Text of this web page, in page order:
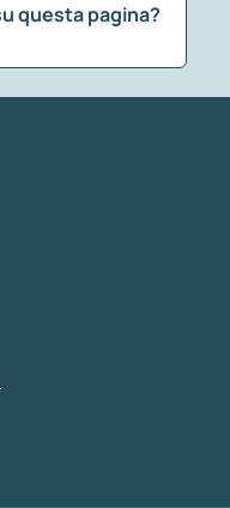
questa pagina?